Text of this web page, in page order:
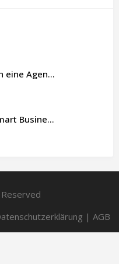
SMART Business - Nicht noch eine Agentur. Sondern ein Partner, der dein Business als Ganzes denkt.
Katharina Hellmann - The Smart Business Coach
| AGB